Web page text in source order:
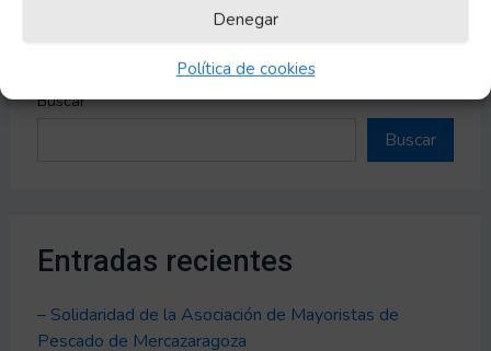
Denegar
Política de cookies
Buscar
Buscar
Entradas recientes
– Solidaridad de la Asociación de Mayoristas de
Pescado de Mercazaragoza